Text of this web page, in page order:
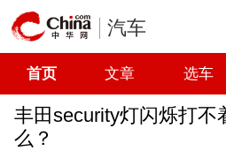
汽车
首页 文章 选车
丰田security灯闪烁打不
么？